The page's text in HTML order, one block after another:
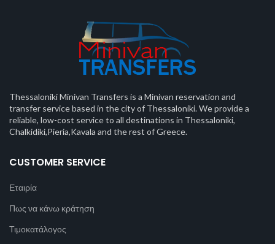
Thessaloniki Minivan Transfers is a Minivan reservation and
transfer service based in the city of Thessaloniki. We provide a
reliable, low-cost service to all destinations in Thessaloniki,
Chalkidiki,Pieria,Kavala and the rest of Greece.
CUSTOMER SERVICE
Εταιρία
Πως να κάνω κράτηση
Τιμοκατάλογος